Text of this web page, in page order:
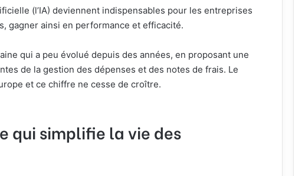
(l’IA) deviennent indispensables pour les entreprises
gagner ainsi en performance et efficacité.
qui a peu évolué depuis des années, en proposant une
de la gestion des dépenses et des notes de frais. Le
et ce chiffre ne cesse de croître.
qui simplifie la vie des